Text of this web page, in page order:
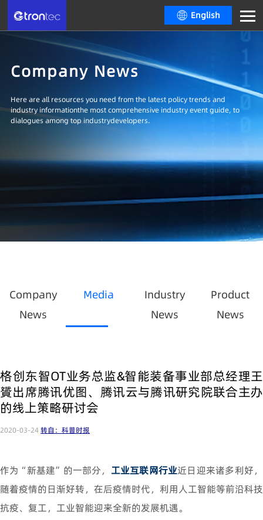
English
Company News
Here are all resources you need from the latest policy trends and
industry informationthe most comprehensive industry event guide, to
dialogues among top industrydevelopers.
Company
News
Media
Industry
News
Product
News
格创东智OT业务总监&智能装备事业部总经理王
贇出席腾讯优图、腾讯云与腾讯研究院联合主办
的线上策略研讨会
2020-03-24转自：科普时报
作为“新基建”的一部分， 工业互联网行业近日迎来诸多利好，
随着疫情的日渐好转，在后疫情时代，利用人工智能等前沿科技
抗疫、复工，工业智能迎来全新的发展机遇。